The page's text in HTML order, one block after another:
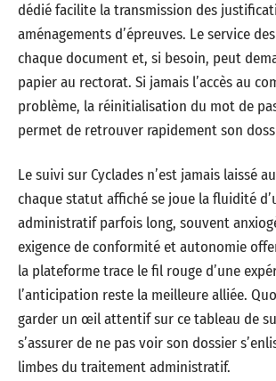
dédié facilite la transmission des
aménagements d’épreuves. Le service
chaque document et, si besoin, peut
papier au rectorat. Si jamais l’accès au
problème, la réinitialisation du mot de
permet de retrouver rapidement son
Le suivi sur Cyclades n’est jamais laissé
chaque statut affiché se joue la fluidité
administratif parfois long, souvent
exigence de conformité et autonomie
la plateforme trace le fil rouge d’une
l’anticipation reste la meilleure alliée.
garder un œil attentif sur ce tableau de
s’assurer de ne pas voir son dossier
limbes du traitement administratif.